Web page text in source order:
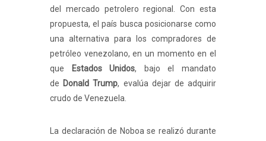
del mercado petrolero regional. Con esta
propuesta, el país busca posicionarse como
una alternativa para los compradores de
petróleo venezolano, en un momento en el
que
Estados Unidos, bajo el mandato
de Donald Trump, evalúa dejar de adquirir
crudo de Venezuela.
La declaración de Noboa se realizó durante